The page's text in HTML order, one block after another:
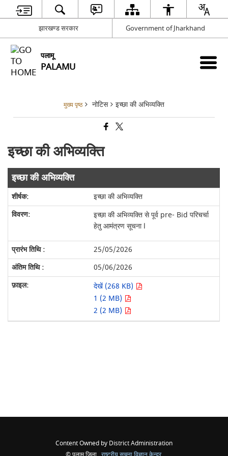
झारखण्ड सरकार Government of Jharkhand
पलामू
PALAMU
मुख्य पृष्ठ नोटिस इच्छा की अभिव्यक्ति
इच्छा की अभिव्यक्ति
इच्छा की अभिव्यक्ति
इच्छा की अभिव्यक्ति
इच्छा की अभिव्यक्ति से पूर्व pre- Bid परिचर्चा
हेतु आमंत्रण सूचना l
25/05/2026
05/06/2026
देखें (268 KB)
1 (2 MB)
2 (2 MB)
Content Owned by District Administration